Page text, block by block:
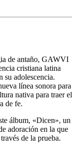
de antaño, GAWVI
cristiana latina
su adolescencia.
línea sonora para
nativa para traer el
de fe.
álbum, «Dicen», un
adoración en la que
de la prueba.